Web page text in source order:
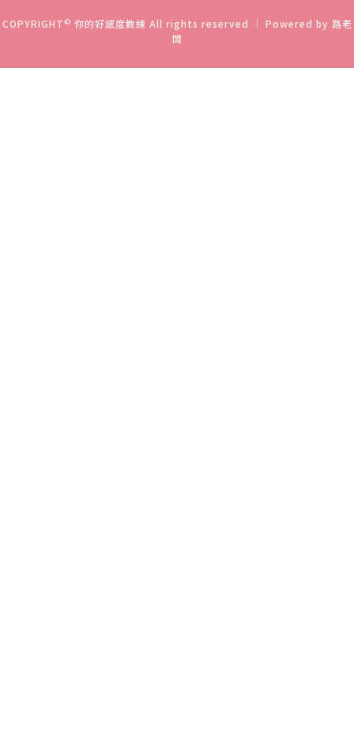
COPYRIGHT © 你的好感度教練 All rights reserved ｜ Powered by 路老
闆